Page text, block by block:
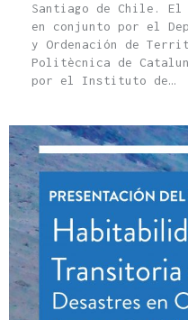
Santiago de Chile. El
en conjunto por el
y Ordenación de
Politècnica de
por el Instituto de…